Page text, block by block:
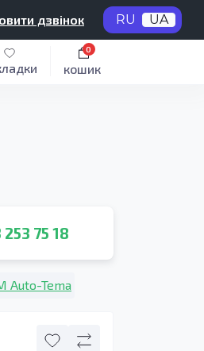
дзвінок RU UA
кошик
0
75 18
Auto-Tema